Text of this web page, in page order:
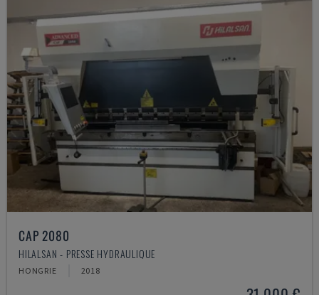
CAP 2080
HILALSAN - PRESSE HYDRAULIQUE
HONGRIE 2018